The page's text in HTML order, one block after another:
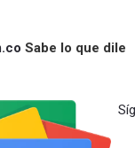
Sabe lo que dile